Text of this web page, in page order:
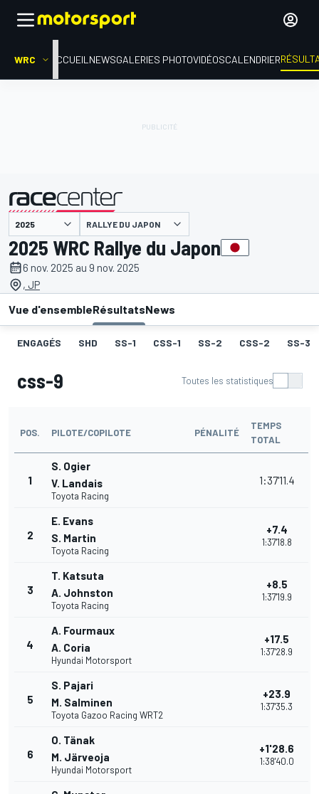
WRC ACCUEIL NEWSGALERIES PHOTOVIDÉOSCALENDRIER
présenté par RALLYE DU JAPON
2025 WRC Rallye du Japon
6 nov. 2025 au 9 nov. 2025
, JP
Vue d'ensembleRésultatsNews
ENGAGÉS SHD SS-1 CSS-1 SS-2 CSS-2 SS-3
css-9 Toutes les statistiques
POS. PILOTE/COPILOTE PÉNALITÉ
TEMPS
TOTAL
1
S. Ogier
V. Landais
Toyota Racing
1:37'11.4
2
E. Evans
S. Martin
Toyota Racing
+7.4
1:37'18.8
3
T. Katsuta
A. Johnston
Toyota Racing
+8.5
1:37'19.9
4
A. Fourmaux
A. Coria
Hyundai Motorsport
+17.5
1:37'28.9
5
S. Pajari
M. Salminen
Toyota Gazoo Racing WRT2
+23.9
1:37'35.3
6
O. Tänak
M. Järveoja
Hyundai Motorsport
+1'28.6
1:38'40.0